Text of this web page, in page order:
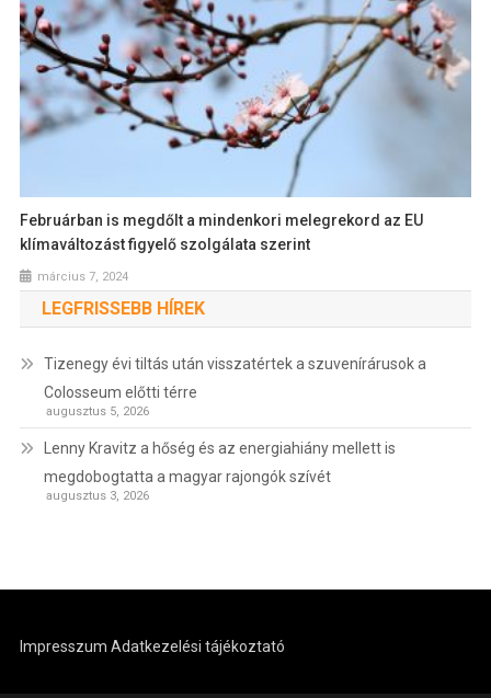
Februárban is megdőlt a mindenkori melegrekord az EU
klímaváltozást figyelő szolgálata szerint
március 7, 2024
LEGFRISSEBB HÍREK
Tizenegy évi tiltás után visszatértek a szuvenírárusok a
Colosseum előtti térre
augusztus 5, 2026
Lenny Kravitz a hőség és az energiahiány mellett is
megdobogtatta a magyar rajongók szívét
augusztus 3, 2026
Impresszum Adatkezelési tájékoztató